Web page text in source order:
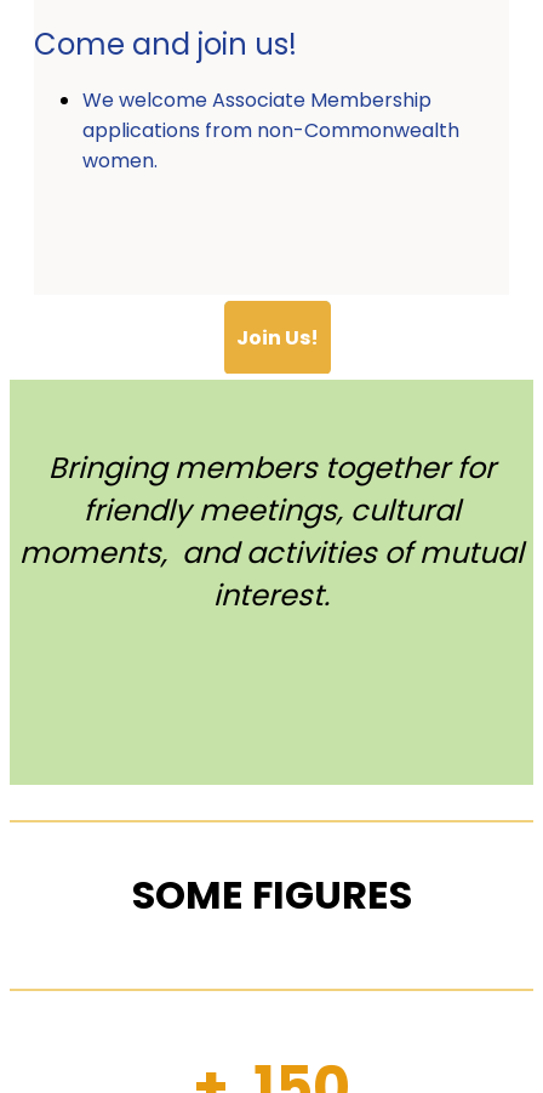
Come and join us!
We welcome Associate Membership
applications from non-Commonwealth
women.
Join Us!
Bringing members together for
friendly meetings, cultural
moments, and activities of mutual
interest.
SOME FIGURES